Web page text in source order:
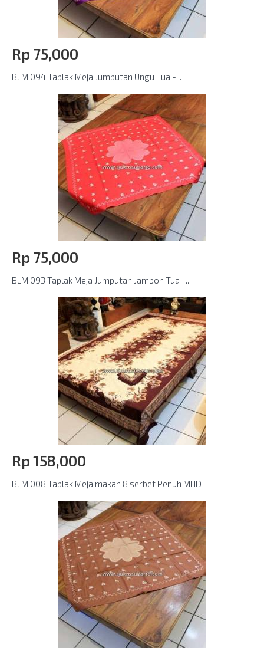
Rp‎ 75,000
BLM 094 Taplak Meja Jumputan Ungu Tua -...
Rp‎ 75,000
BLM 093 Taplak Meja Jumputan Jambon Tua -...
Rp‎ 158,000
BLM 008 Taplak Meja makan 8 serbet Penuh MHD